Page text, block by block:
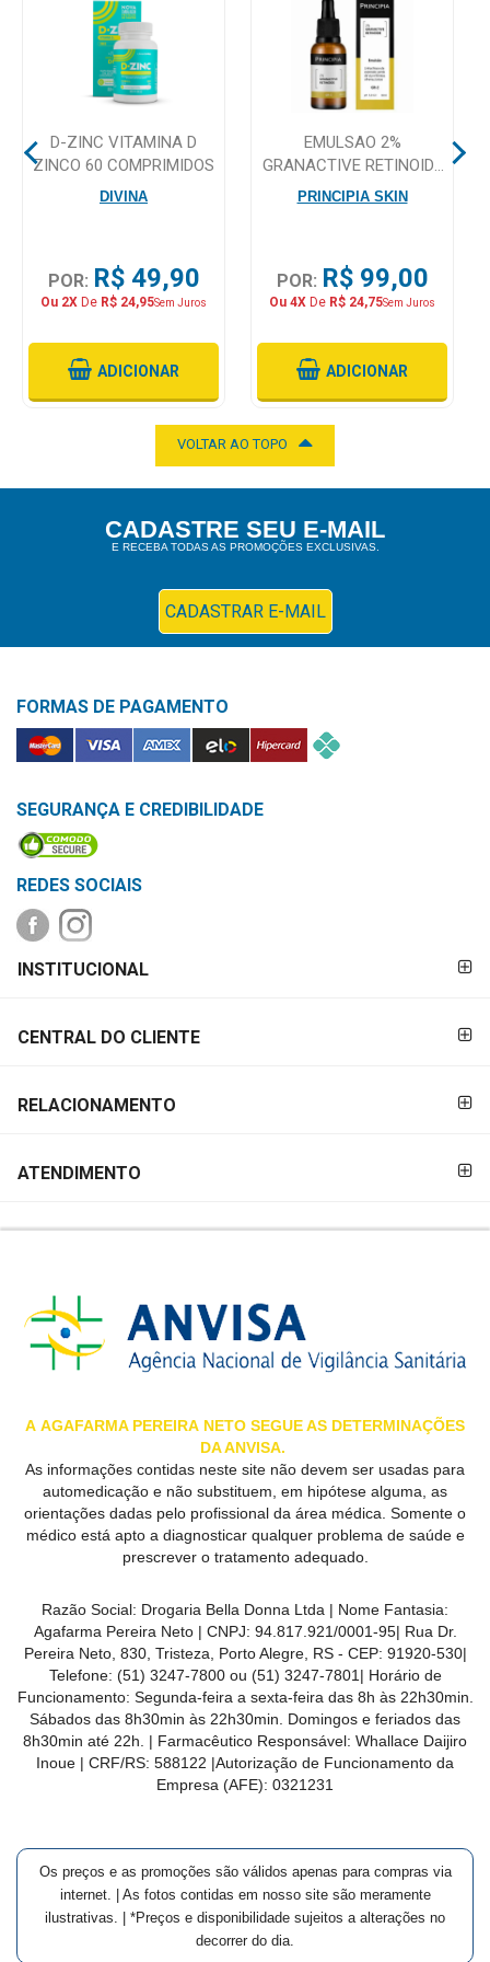
Medicamentos
Cuidado
Dermocosméticos
e
Monitores
Socorros
Casa
e
OFERTAS
OFERTAS
CENTRAL
LOJAS
MAIS
PRÓXIMA
DO
CLIENTE
D-ZINC VITAMINA D
ZINCO 60 COMPRIMIDOS
DIVINA
POR: R$ 49,90
Ou 2X De R$ 24,95Sem Juros
ADICIONAR
EMULSAO 2%
GRANACTIVE RETINOIDE
PRINCIPIA SKINCARE GR-
PRINCIPIA SKIN
POR: R$ 99,00
Ou 4X De R$ 24,75Sem Juros
ADICIONAR
VOLTAR AO TOPO
CADASTRE SEU E-MAIL
E RECEBA TODAS AS PROMOÇÕES EXCLUSIVAS.
CADASTRAR E-MAIL
FORMAS DE PAGAMENTO
SEGURANÇA E CREDIBILIDADE
REDES SOCIAIS
PAGAMENTO
INSTITUCIONAL
CENTRAL DO CLIENTE
RELACIONAMENTO
ATENDIMENTO
A AGAFARMA PEREIRA NETO SEGUE AS DETERMINAÇÕES
DA ANVISA.
As informações contidas neste site não devem ser usadas para
automedicação e não substituem, em hipótese alguma, as
orientações dadas pelo profissional da área médica. Somente o
médico está apto a diagnosticar qualquer problema de saúde e
prescrever o tratamento adequado.
Razão Social: Drogaria Bella Donna Ltda | Nome Fantasia:
Agafarma Pereira Neto | CNPJ: 94.817.921/0001-95| Rua Dr.
Pereira Neto, 830, Tristeza, Porto Alegre, RS - CEP: 91920-530|
Telefone: (51) 3247-7800 ou (51) 3247-7801 | Horário de
Funcionamento: Segunda-feira a sexta-feira das 8h às 22h30min.
Sábados das 8h30min às 22h30min. Domingos e feriados das
8h30min até 22h. | Farmacêutico Responsável: Whallace Daijiro
Inoue | CRF/RS: 588122 |Autorização de Funcionamento da
Empresa (AFE): 0321231
Os preços e as promoções são válidos apenas para compras via
internet. | As fotos contidas em nosso site são meramente
ilustrativas. | *Preços e disponibilidade sujeitos a alterações no
decorrer do dia.